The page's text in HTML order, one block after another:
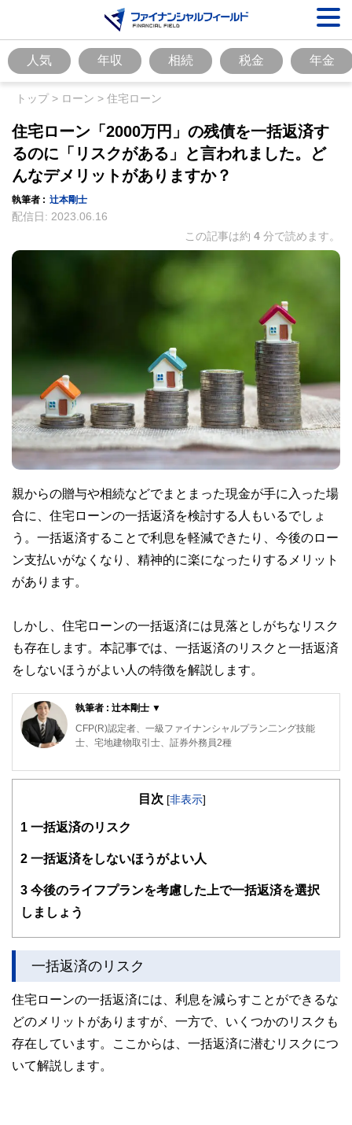
人気 年収 相続 税金 年金
トップ> ローン > 住宅ローン
住宅ローン「2000万円」の残債を一括返済す
るのに「リスクがある」と言われました。ど
んなデメリットがありますか？
執筆者 : 辻本剛士
配信日: 2023.06.16
この記事は約 4 分で読めます。
親からの贈与や相続などでまとまった現金が手に入った場
合に、住宅ローンの一括返済を検討する人もいるでしょ
う。一括返済することで利息を軽減できたり、今後のロー
ン支払いがなくなり、精神的に楽になったりするメリット
があります。
しかし、住宅ローンの一括返済には見落としがちなリスク
も存在します。本記事では、一括返済のリスクと一括返済
をしないほうがよい人の特徴を解説します。
執筆者 : 辻本剛士 ▼
CFP(R)認定者、一級ファイナンシャルプラン二ング技能
士、宅地建物取引士、証券外務員2種
活動拠点は神戸。FP個別相談や、プロスポーツ選手の資産
資産運用、支出の見直しなど包括的なアドバイスや、帳簿な
サポートします。
https://kobe-okanesoudan.com/
目次 [非表示]
1 一括返済のリスク
2 一括返済をしないほうがよい人
3 今後のライフプランを考慮した上で一括返済を選択
しましょう
一括返済のリスク
住宅ローンの一括返済には、利息を減らすことができるな
どのメリットがありますが、一方で、いくつかのリスクも
存在しています。ここからは、一括返済に潜むリスクにつ
いて解説します。